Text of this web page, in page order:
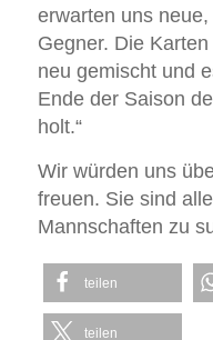
erwarten uns
Gegner. Die
neu gemischt und
Ende der Saison
holt.“
Wir würden uns
freuen. Sie sind
Mannschaften zu
teilen
teilen